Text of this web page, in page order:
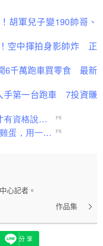
胡軍兒子變190帥哥、
空中揮拍身影帥炸 正
6千萬跑車買零食 最新
手第一台跑車 7投資賺
心記者。
作品集
分享